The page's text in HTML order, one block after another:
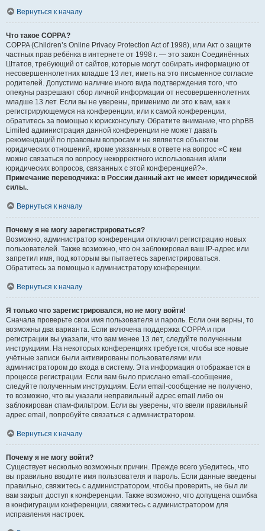
Вернуться к началу
Что такое COPPA?
COPPA (Children’s Online Privacy Protection Act of 1998), или Акт о защите
частных прав ребёнка в интернете от 1998 г. — это закон Соединённых
Штатов, требующий от сайтов, которые могут собирать информацию от
несовершеннолетних младше 13 лет, иметь на это письменное согласие
родителей. Допустимо наличие иного вида подтверждения того, что
опекуны разрешают сбор личной информации от несовершеннолетних
младше 13 лет. Если вы не уверены, применимо ли это к вам, как к
регистрирующемуся на конференции, или к самой конференции,
обратитесь за помощью к юрисконсульту. Обратите внимание, что phpBB
Limited администрация данной конференции не может давать
рекомендаций по правовым вопросам и не является объектом
юридических отношений, кроме указанных в ответе на вопрос «С кем
можно связаться по вопросу некорректного использования и/или
юридических вопросов, связанных с этой конференцией?».
Примечание переводчика: в России данный акт не имеет юридической
силы..
Вернуться к началу
Почему я не могу зарегистрироваться?
Возможно, администратор конференции отключил регистрацию новых
пользователей. Также возможно, что он заблокировал ваш IP-адрес или
запретил имя, под которым вы пытаетесь зарегистрироваться.
Обратитесь за помощью к администратору конференции.
Вернуться к началу
Я только что зарегистрировался, но не могу войти!
Сначала проверьте свои имя пользователя и пароль. Если они верны, то
возможны два варианта. Если включена поддержка COPPA и при
регистрации вы указали, что вам менее 13 лет, следуйте полученным
инструкциям. На некоторых конференциях требуется, чтобы все новые
учётные записи были активированы пользователями или
администратором до входа в систему. Эта информация отображается в
процессе регистрации. Если вам было прислано email-сообщение,
следуйте полученным инструкциям. Если email-сообщение не получено,
то возможно, что вы указали неправильный адрес email либо он
заблокирован спам-фильтром. Если вы уверены, что ввели правильный
адрес email, попробуйте связаться с администратором.
Вернуться к началу
Почему я не могу войти?
Существует несколько возможных причин. Прежде всего убедитесь, что
вы правильно вводите имя пользователя и пароль. Если данные введены
правильно, свяжитесь с администратором, чтобы проверить, не был ли
вам закрыт доступ к конференции. Также возможно, что допущена ошибка
в конфигурации конференции, свяжитесь с администратором для
исправления настроек.